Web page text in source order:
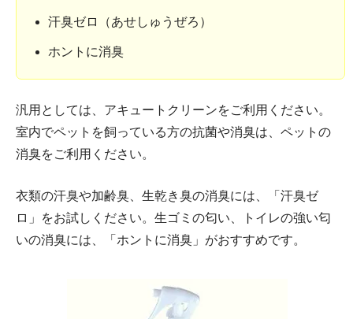
汗臭ゼロ（あせしゅうぜろ）
ホントに消臭
汎用としては、アキュートクリーンをご利用ください。
室内でペットを飼っている方の抗菌や消臭は、ペットの
消臭をご利用ください。
衣類の汗臭や加齢臭、生乾き臭の消臭には、「汗臭ゼ
ロ」をお試しください。生ゴミの匂い、トイレの強い匂
いの消臭には、「ホントに消臭」がおすすめです。